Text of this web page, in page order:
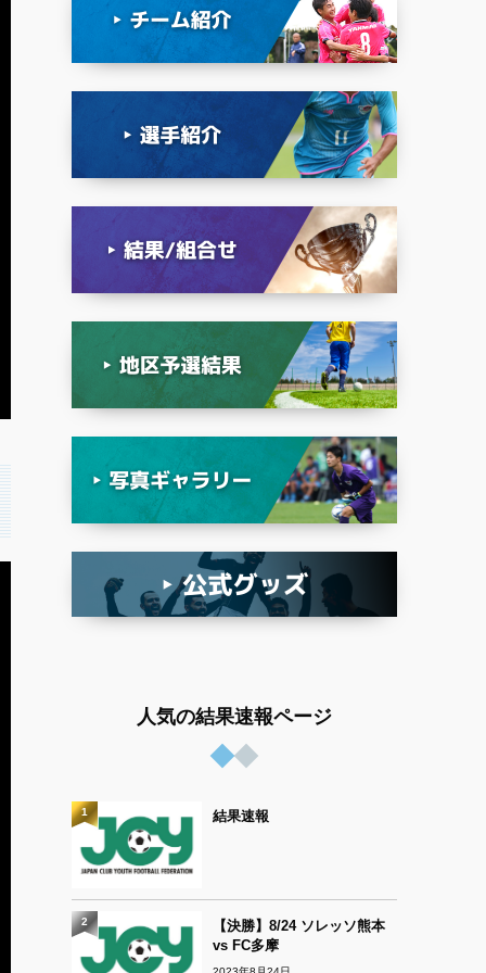
人気の結果速報ページ
結果速報
1
【決勝】8/24 ソレッソ熊本
vs FC多摩
2